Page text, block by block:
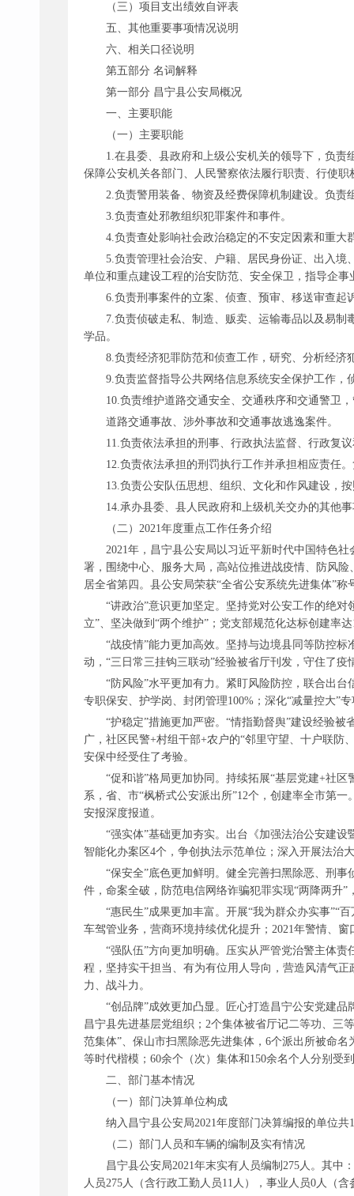
（三）项目支出绩效自评表
五、其他重要事项情况说明
六、相关口径说明
第五部分 名词解释
第一部分 昌宁县公安局概况
一、主要职能
（一）主要职能
1.在县委、县政府和上级公安机关的领导下，负
保障公安机关各部门、人民警察依法履行职责、行使
2.负责警用装备、物资及经费保障机制建设。负
3.负责查处邪教组织犯罪案件和事件。
4.负责查处影响社会政治稳定的不安定因素和重大
5.负责管理社会治安、户籍、居民身份证、出入
单位和重点建设工程的治安防范、安全保卫，指导企
6.负责刑事案件的立案、侦查、预审、移送审查
7.负责侦破走私、制造、贩卖、运输毒品以及易
学品。
8.负责经济犯罪防范和侦查工作，研究、分析经
9.负责监督指导公共网络信息系统安全保护工作
10.负责维护道路交通安全、交通秩序和交通警卫
道路交通事故、涉外事故和交通事故逃逸案件。
11.负责依法承担的刑事、行政执法监督、行政复
12.负责依法承担的刑罚执行工作并承担相应责任
13.负责公安队伍思想、组织、文化和作风建设，
14.承办县委、县人民政府和上级机关交办的其他
（二） 2021年度重点工作任务介绍
2021年，昌宁县公安局以习近平新时代中国特色
署，围绕中心、服务大局，高站位推进战疫情、防风
居全省第四。县公安局荣获“全省公安系统先进集体”
“讲政治”意识更加坚定。坚持党对公安工作的绝
立”、坚决做到“两个维护”；党支部规范化达标创建率
“战疫情”能力更加高效。坚持与边境县同等防控
动，“三日常三挂钩三联动”经验被省厅刊发，守住了疫
“防风险”水平更加有力。紧盯风险防控，联合出
专职保安、护学岗、封闭管理100%；深化“减量控大”
“护稳定”措施更加严密。“情指勤督舆”建设经验
广，社区民警+村组干部+农户的“邻里守望、十户联防
安保中经受住了考验。
“促和谐”格局更加协同。持续拓展“基层党建+社
系，省、市“枫桥式公安派出所”12个，创建率全市第
安报深度报道。
“强实体”基础更加夯实。出台《加强法治公安建
智能化办案区4个，争创执法示范单位；深入开展法治
“保安全”底色更加鲜明。健全完善扫黑除恶、刑
件，命案全破，防范电信网络诈骗犯罪实现“两降两升
“惠民生”成果更加丰富。开展“我为群众办实事”“
车驾管业务，营商环境持续优化提升；2021年警情、
“强队伍”方向更加明确。压实从严管党治警主体
程，坚持实干担当、有为有位用人导向，营造风清气
力、战斗力。
“创品牌”成效更加凸显。匠心打造昌宁公安党建
昌宁县先进基层党组织；2个集体被省厅记二等功、三
范集体”、保山市扫黑除恶先进集体，6个派出所被命
等时代楷模；60余个（次）集体和150余名个人分别受
二、部门基本情况
（一）部门决算单位构成
纳入昌宁县公安局2021年度部门决算编报的单位
（二）部门人员和车辆的编制及实有情况
昌宁县公安局2021年末实有人员编制275人。其中
人员275人（含行政工勤人员11人），事业人员0人（